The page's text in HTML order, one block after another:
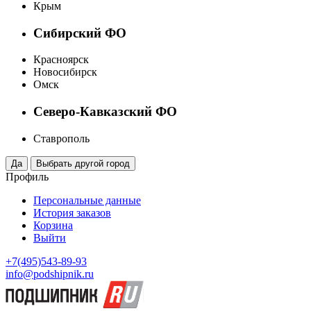
Крым
Сибирский ФО
Красноярск
Новосибирск
Омск
Северо-Кавказский ФО
Ставрополь
Профиль
Персональные данные
История заказов
Корзина
Выйти
+7(495)543-89-93
info@podshipnik.ru